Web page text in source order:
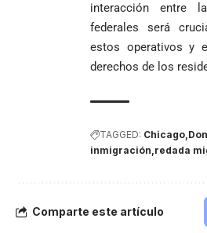
interacción entre
federales será
estos operativos y
derechos de los
TAGGED: Chicago
inmigración redada
Comparte este artículo